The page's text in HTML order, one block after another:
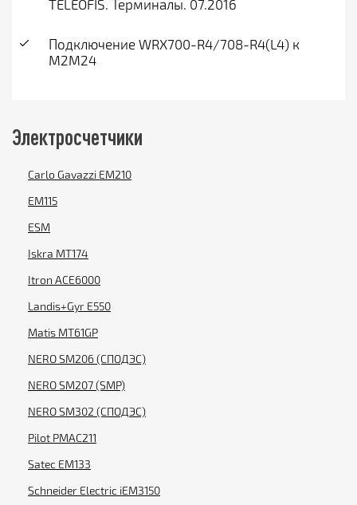
Электросчетчики
Carlo Gavazzi EM210
EM115
ESM
Iskra MT174
Itron ACE6000
Landis+Gyr E550
Matis MT61GP
NERO SM206 (СПОДЭС)
NERO SM207 (SMP)
NERO SM302 (СПОДЭС)
Pilot PMAC211
Satec EM133
Schneider Electric iEM3150
TELEOFIS. Терминалы. 07.2016
Подключение WRX700-R4/708-R4(L4) к
M2M24